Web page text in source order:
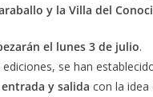
y la Villa del
el lunes 3 de julio.
se han
y salida con la idea